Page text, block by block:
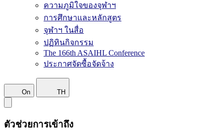
ความภูมิใจของจุฬาฯ
การศึกษาและหลักสูตร
จุฬาฯ ในสื่อ
ปฏิทินกิจกรรม
The 166th ASAIHL Conference
ประกาศจัดซื้อจัดจ้าง
On TH
ตัวช่วยการเข้าถึง